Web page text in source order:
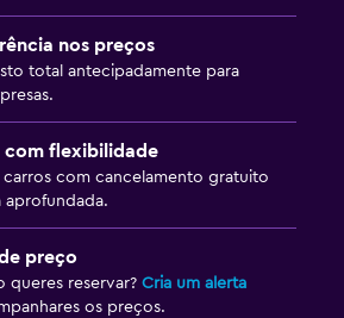
nos preços
total antecipadamente para
com flexibilidade
carros com cancelamento gratuito
aprofundada.
preço
queres reservar? Cria um alerta
os preços.